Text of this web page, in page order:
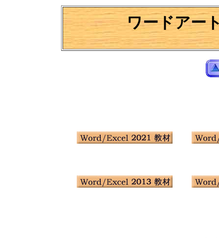
ワードアー